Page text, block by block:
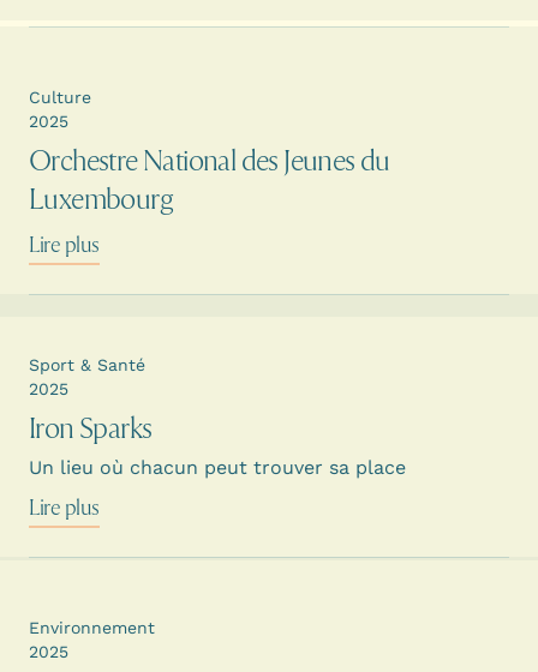
Orchestre National des Jeunes du
Luxembourg
Culture
2025
Lire plus
Iron Sparks
Un lieu où chacun peut trouver sa place
Sport & Santé
2025
Lire plus
Environnement
2025